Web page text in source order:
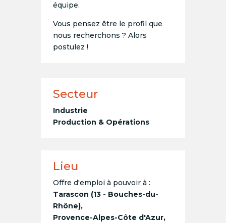
équipe.
Vous pensez être le profil que
nous recherchons ? Alors
postulez !
Secteur
Industrie
Production & Opérations
Lieu
Offre d'emploi à pouvoir à :
Tarascon (13 - Bouches-du-
Rhône),
Provence-Alpes-Côte d'Azur,